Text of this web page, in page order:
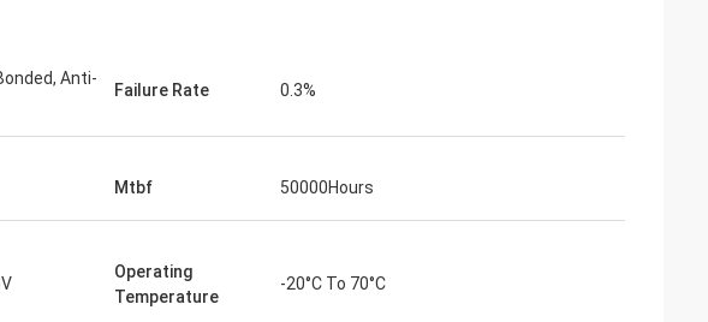
ITD iyi bir üretici, duyarlı, satış öncesi ve
sonrası servis, yardım etmeye hazır, yine
Anti-
Failure Rate 0.3%
Mtbf 50000Hours
Operating
Temperature
-20°C To 70°C